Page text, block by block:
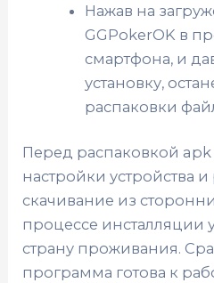
Нажав на
GGPokerOK в
смартфона, и
установку,
распаковки
Перед распаковкой apk
настройки устройства
скачивание из
процессе инсталляции
страну проживания.
программа готова к